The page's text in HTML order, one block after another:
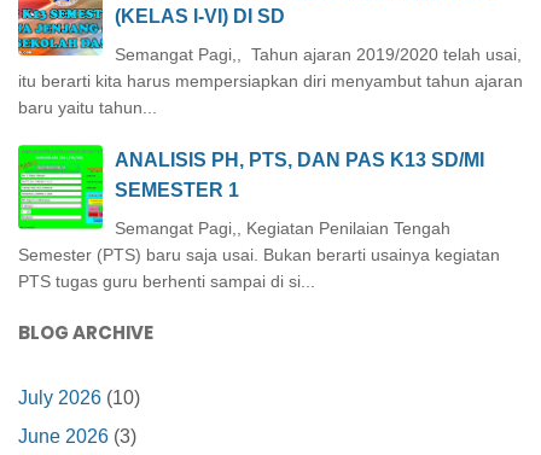
(KELAS I-VI) DI SD
Semangat Pagi,, Tahun ajaran 2019/2020 telah usai,
itu berarti kita harus mempersiapkan diri menyambut tahun ajaran
baru yaitu tahun...
ANALISIS PH, PTS, DAN PAS K13 SD/MI
SEMESTER 1
Semangat Pagi,, Kegiatan Penilaian Tengah
Semester (PTS) baru saja usai. Bukan berarti usainya kegiatan
PTS tugas guru berhenti sampai di si...
BLOG ARCHIVE
July 2026 (10)
June 2026 (3)